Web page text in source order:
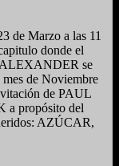
de Marzo a las 11
donde el
ALEXANDER se
de Noviembre
de PAUL
propósito del
AZÚCAR,